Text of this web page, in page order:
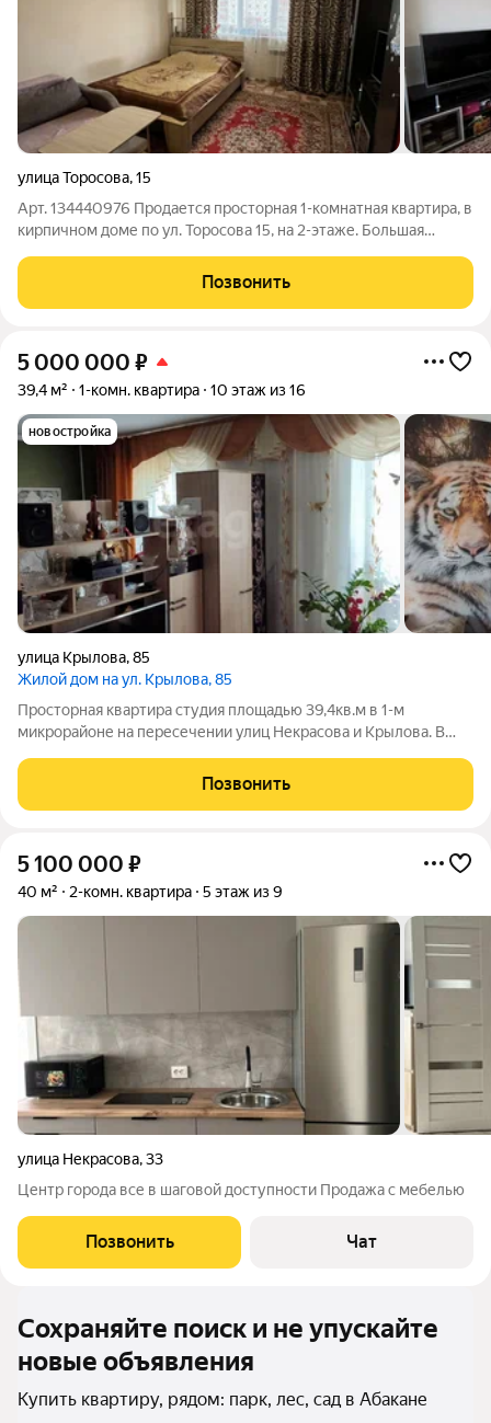
улица Торосова,15
Арт. 134440976 Продается просторная 1-комнатная квартира, в
кирпичном доме по ул. Торосова 15, на 2-этаже. Большая
гостей. Без
Позвонить
5 000 000 ₽
39,4 м² 1-комн. квартира 10 этаж из 16
новостройка
улица Крылова,85
Жилой дом на ул. Крылова, 85
Просторная квартира студия площадью 39,4кв.м в 1-м
микрорайоне на пересечении улиц Некрасова и Крылова. В
что позволяет зонировать помещение.Санузел совмещенный
в кафеле, балкон застеклен.
Позвонить
5 100 000 ₽
40 м² 2-комн. квартира 5 этаж из 9
улица Некрасова,33
Центр города все в шаговой доступности Продажа с мебелью
Позвонить Чат
Сохраняйте поиск и не упускайте
новые объявления
Купить квартиру, рядом: парк, лес, сад в Абакане